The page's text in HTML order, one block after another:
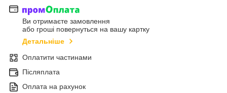
Ви отримаєте замовлення
або гроші повернуться на вашу картку
Детальніше
Оплатити частинами
Післяплата
Оплата на рахунок